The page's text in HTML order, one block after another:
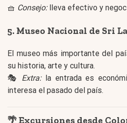
🧺 Consejo:lleva efectivo y
5. Museo Nacional de Sri
El museo más importante del
su historia, arte y cultura.
🎭 Extra:la entrada es
interesa el pasado del país.
🌴 Excursiones desde